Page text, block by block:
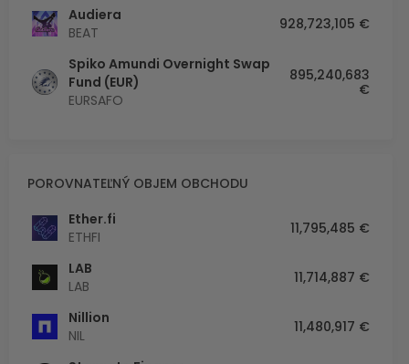
Audiera
BEAT
928,723,105 €
Spiko Amundi Overnight Swap
Fund (EUR)
EURSAFO
895,240,683
€
POROVNATEĽNÝ OBJEM OBCHODU
Ether.fi
ETHFI
11,795,485 €
LAB
LAB
11,714,887 €
Nillion
NIL
11,480,917 €